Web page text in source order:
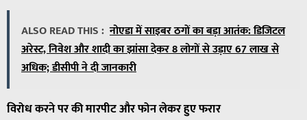
ALSO READ THIS : नोएडा में साइबर ठगों का बड़ा आतंक: डिजिटल
अरेस्ट, निवेश और शादी का झांसा देकर 8 लोगों से उड़ाए 67 लाख से
अधिक; डीसीपी ने दी जानकारी
विरोध करने पर की मारपीट और फोन लेकर हुए फरार